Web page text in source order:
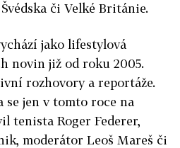
či Velké Británie.
jako lifestylová
novin již od roku 2005.
rozhovory a reportáže.
se jen v tomto roce na
tenista Roger Federer,
moderátor Leoš Mareš či